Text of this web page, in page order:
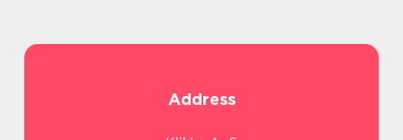
Address